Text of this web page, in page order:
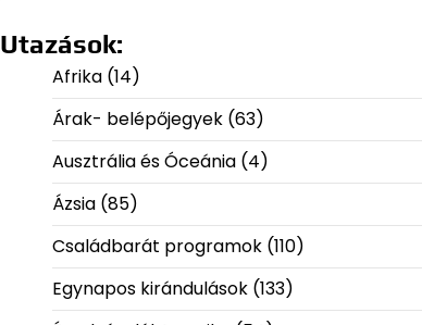
Utazások:
Afrika(14)
Árak- belépőjegyek(63)
Ausztrália és Óceánia(4)
Ázsia(85)
Családbarát programok(110)
Egynapos kirándulások(133)